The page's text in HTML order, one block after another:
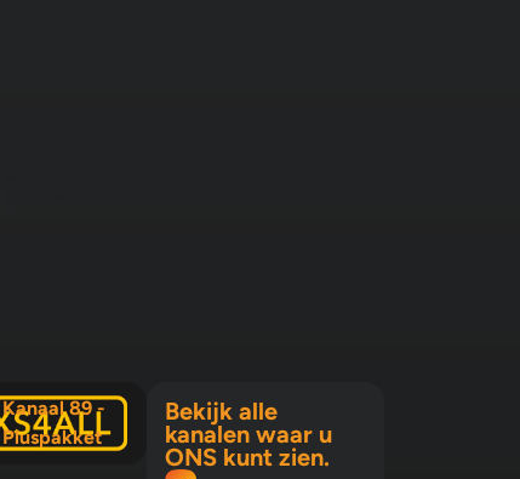
Kanaal 89 -
Pluspakket
Bekijk alle
kanalen waar u
ONS kunt zien.